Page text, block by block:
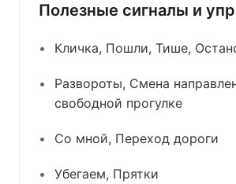
Полезные сигналы и
Кличка, Пошли, Тише,
Развороты, Смена
свободной прогулке
Со мной, Переход дороги
Убегаем, Прятки